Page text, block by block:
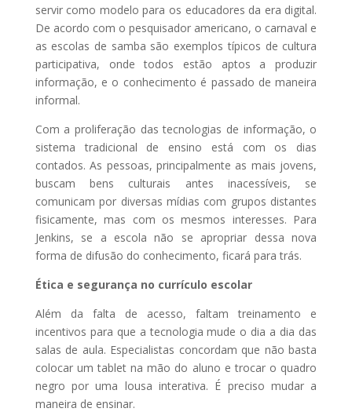
servir como modelo para os educadores da era digital.
De acordo com o pesquisador americano, o carnaval e
as escolas de samba são exemplos típicos de cultura
participativa, onde todos estão aptos a produzir
informação, e o conhecimento é passado de maneira
informal.
Com a proliferação das tecnologias de informação, o
sistema tradicional de ensino está com os dias
contados. As pessoas, principalmente as mais jovens,
buscam bens culturais antes inacessíveis, se
comunicam por diversas mídias com grupos distantes
fisicamente, mas com os mesmos interesses. Para
Jenkins, se a escola não se apropriar dessa nova
forma de difusão do conhecimento, ficará para trás.
Ética e segurança no currículo escolar
Além da falta de acesso, faltam treinamento e
incentivos para que a tecnologia mude o dia a dia das
salas de aula. Especialistas concordam que não basta
colocar um tablet na mão do aluno e trocar o quadro
negro por uma lousa interativa. É preciso mudar a
maneira de ensinar.